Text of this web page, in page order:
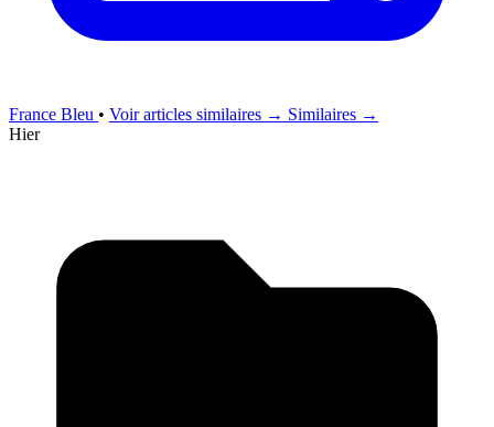
France Bleu • Voir articles similaires → Similaires →
Hier